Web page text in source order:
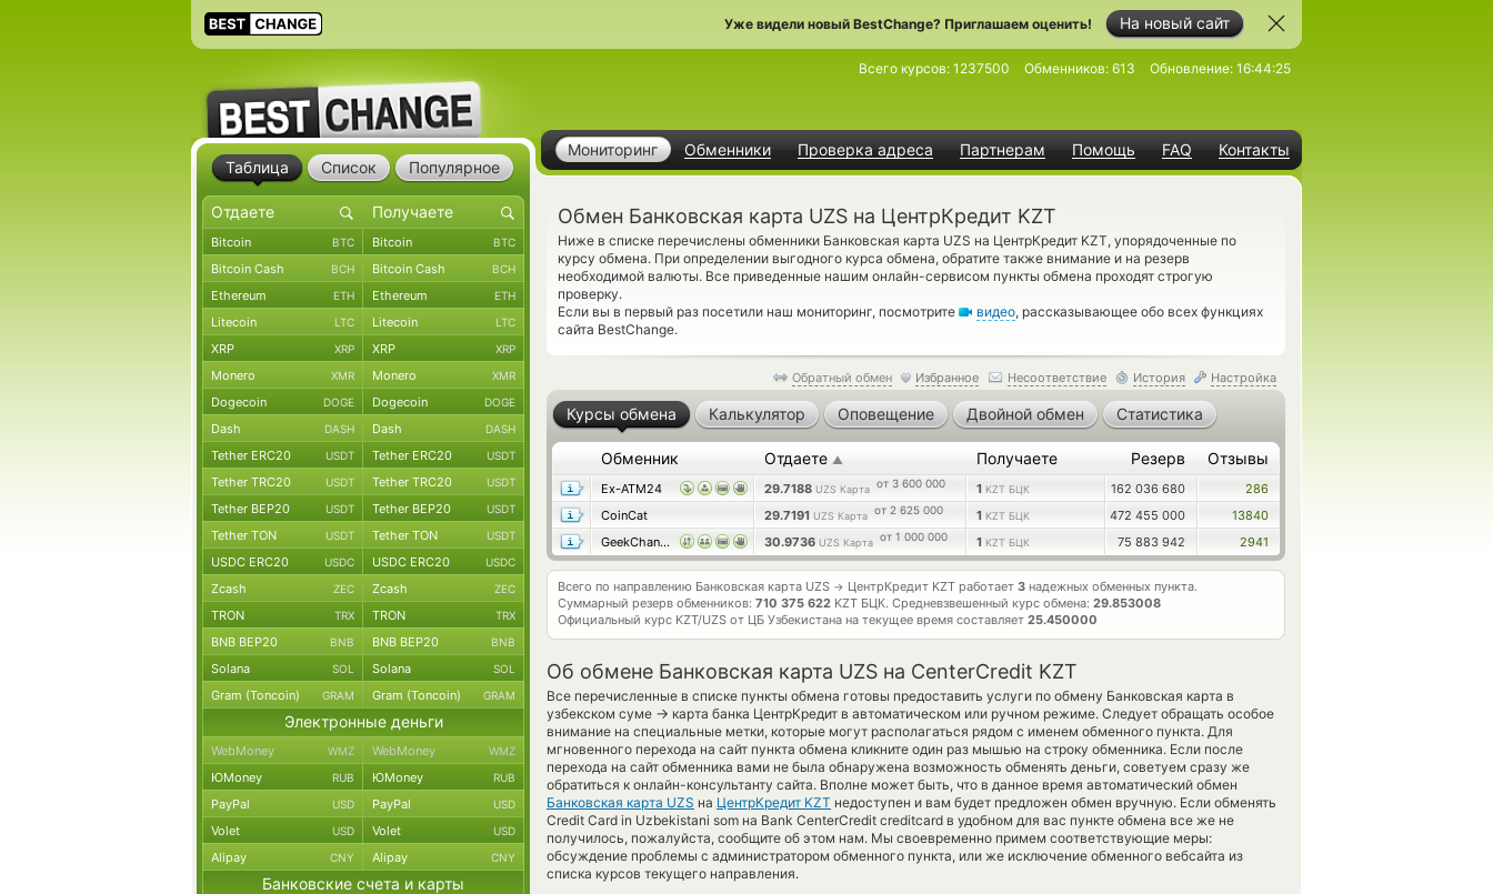
На новый сайт
Уже видели новый BestChange? Приглашаем оценить!
Мониторинг Обменники Проверка адреса Партнерам Помощь FAQ Контакты
Всего курсов: 1237500 Обменников: 613 Обновление: 16:44:25
Обмен Банковская карта UZS на ЦентрКредит KZT
Ниже в списке перечислены обменники Банковская карта UZS на ЦентрКредит KZT, упорядоченные по
курсу обмена. При определении выгодного курса обмена, обратите также внимание и на резерв
необходимой валюты. Все приведенные нашим онлайн-сервисом пункты обмена проходят строгую
проверку.
Если вы в первый раз посетили наш мониторинг, посмотрите
видео, рассказывающее обо всех функциях
сайта BestChange.
Обратный обмен Избранное Несоответствие История Настройка
Курсы обмена Калькулятор Оповещение Двойной обмен Статистика
Обменник Отдаете ▲ Получаете Резерв Отзывы
Ex-ATM24 29.7188 UZS Карта от 3 600 000 1 KZT БЦК 162 036 680
286
CoinCat
29.7191 UZS Карта от 2 625 000 1 KZT БЦК 472 455 000
13840
GeekChange
30.9736 UZS Карта от 1 000 000 1 KZT БЦК 75 883 942 2941
Всего по направлению Банковская карта UZS → ЦентрКредит KZT работает 3 надежных обменных пункта.
Суммарный резерв обменников: 710 375 622 KZT БЦК. Средневзвешенный курс обмена: 29.853008
Официальный курс KZT/UZS от ЦБ Узбекистана на текущее время составляет 25.450000
Об обмене Банковская карта UZS на CenterCredit KZT
Все перечисленные в списке пункты обмена готовы предоставить услуги по обмену Банковская карта в
узбекском суме → карта банка ЦентрКредит в автоматическом или ручном режиме. Следует обращать особое
внимание на специальные метки, которые могут располагаться рядом с именем обменного пункта. Для
мгновенного перехода на сайт пункта обмена кликните один раз мышью на строку обменника. Если после
перехода на сайт обменника вами не была обнаружена возможность обменять деньги, советуем сразу же
обратиться к онлайн-консультанту сайта. Вполне может быть, что в данное время автоматический обмен
Банковская карта UZS на ЦентрКредит KZT недоступен и вам будет предложен обмен вручную. Если обменять
Credit Card in Uzbekistani som на Bank CenterCredit creditcard в удобном для вас пункте обмена все же не
получилось, пожалуйста, сообщите об этом нам. Мы своевременно примем соответствующие меры:
обсуждение проблемы с администратором обменного пункта, или же исключение обменного вебсайта из
списка курсов текущего направления.
Таблица Список Популярное
Bitcoin BTC Bitcoin BTC
Bitcoin Cash BCH Bitcoin Cash BCH
Ethereum ETH Ethereum ETH
Litecoin LTC Litecoin LTC
XRP XRP XRP XRP
Monero XMR Monero XMR
Dogecoin DOGE Dogecoin DOGE
Dash DASH Dash DASH
Tether ERC20 USDT Tether ERC20 USDT
Tether TRC20 USDT Tether TRC20 USDT
Tether BEP20 USDT Tether BEP20 USDT
Tether TON USDT Tether TON USDT
USDC ERC20 USDC USDC ERC20 USDC
Zcash ZEC Zcash ZEC
TRON TRX TRON TRX
BNB BEP20 BNB BNB BEP20 BNB
Solana SOL Solana SOL
Gram (Toncoin) GRAM Gram (Toncoin) GRAM
Электронные деньги
WebMoney WMZ WebMoney WMZ
ЮMoney RUB ЮMoney RUB
PayPal USD PayPal USD
Volet USD Volet USD
Alipay CNY Alipay CNY
Банковские счета и карты